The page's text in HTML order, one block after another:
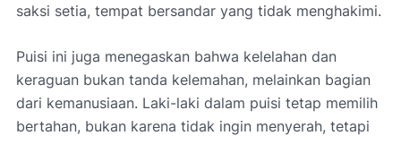
saksi setia, tempat bersandar yang tidak menghakimi.
Puisi ini juga menegaskan bahwa kelelahan dan
keraguan bukan tanda kelemahan, melainkan bagian
dari kemanusiaan. Laki-laki dalam puisi tetap memilih
bertahan, bukan karena tidak ingin menyerah, tetapi